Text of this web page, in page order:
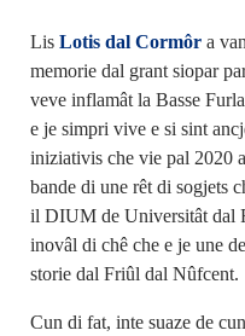
Lis Lotis dal Cormôra
memorie dal grant siopar
veve inflamât la Basse
e je simpri vive e si sint
iniziativis che vie pal 2020
bande di une rêt di sogjets
il DIUM de Universitât dal
inovâl di chê che e je une
storie dal Friûl dal Nûfcent.
Cun di fat, inte suaze de